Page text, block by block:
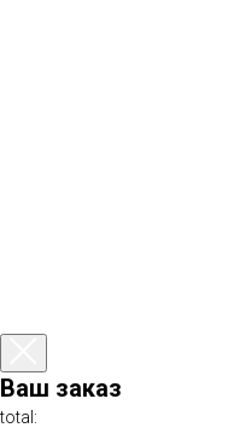
Ваш заказ
total: